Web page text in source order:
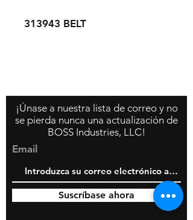
313943 BELT
¡Únase a nuestra lista de correo y no
se pierda nunca una actualización de
BOSS Industries, LLC!
Email
Suscríbase ahora